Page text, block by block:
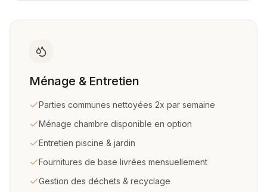
Ménage & Entretien
Parties communes nettoyées 2x par semaine
Ménage chambre disponible en option
Entretien piscine & jardin
Fournitures de base livrées mensuellement
Gestion des déchets & recyclage